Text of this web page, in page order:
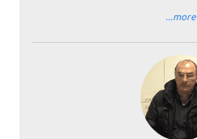
...more